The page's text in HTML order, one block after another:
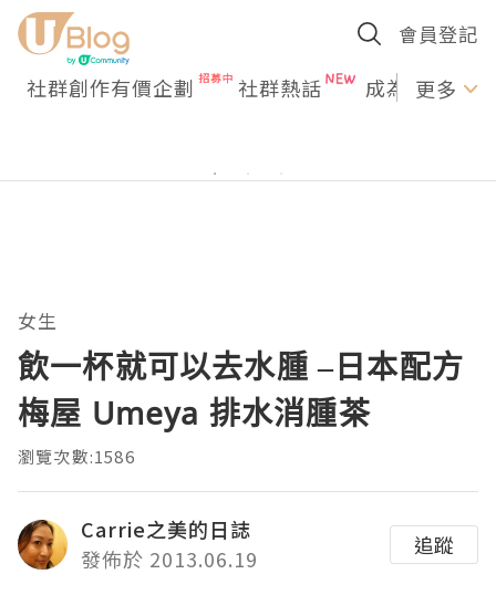
會員登記
社群創作有價企劃 社群熱話 成為U更多
女生
飲一杯就可以去水腫 –日本配方
梅屋 Umeya 排水消腫茶
瀏覽次數:1586
Carrie之美的日誌
發佈於 2013.06.19
追蹤